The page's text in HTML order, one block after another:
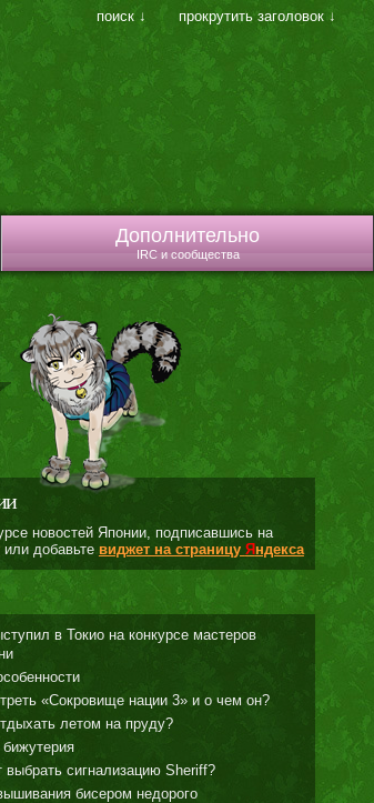
Дополнительно
IRC и сообщества
поиск ↓ прокрутить заголовок ↓
новостей Японии, подписавшись на
или добавьте виджет на страницу Яндекса
в Токио на конкурсе мастеров
«Сокровище нации 3» и о чем он?
летом на пруду?
бижутерия
выбрать сигнализацию Sheriff?
бисером недорого